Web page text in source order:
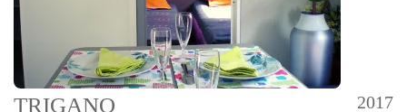
2017
TRIGANO